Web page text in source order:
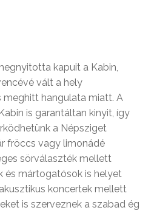
kapuit a Kabin,
vált a hely
hangulata miatt. A
is garantáltan kinyit, így
a Népsziget
fröccs vagy limonádé
sörválaszték mellett
és mártogatósok is helyet
koncertek mellett
is szerveznek a szabad ég